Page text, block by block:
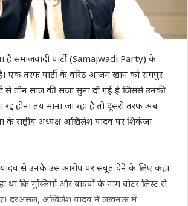
है समाजवादी पार्टी (Samajwadi Party) के
एक तरफ पार्टी के वरिष्ठ आजम खान को रामपुर
से तीन साल की सजा सुना दी गई है जिससे उनकी
होना तय माना जा रहा है तो दूसरी तरफ अब
राष्ट्रीय अध्यक्ष अखिलेश यादव पर शिकंजा
से उनके उस आरोप पर सबूत देने के लिए कहा
था कि मुस्लिमों और यादवों के नाम वोटर लिस्ट से
दरअसल, अखिलेश यादव ने लखनऊ में